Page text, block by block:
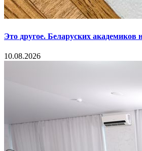
Это другое. Беларуских академиков
10.08.2026